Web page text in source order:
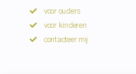
voor ouders
voor kinderen
contacteer mij